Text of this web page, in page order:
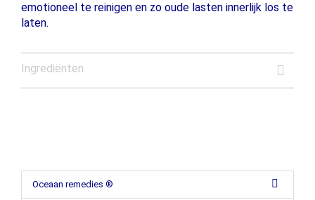
emotioneel te reinigen en zo oude lasten innerlijk los te
laten.
Ingrediënten
Oceaan remedies ®